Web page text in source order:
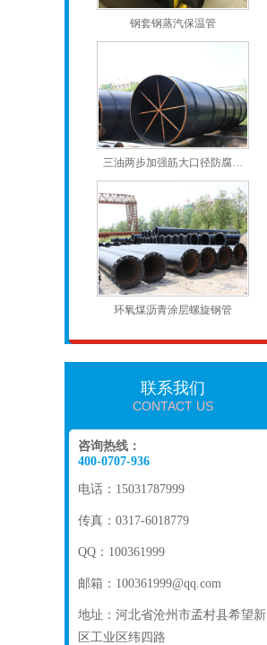
钢套钢蒸汽保温管
三油两步加强筋大口径防腐…
环氧煤沥青涂层螺旋钢管
联系我们
CONTACT US
咨询热线：
400-0707-936
电话：15031787999
传真：0317-6018779
QQ：100361999
邮箱：100361999@qq.com
地址：河北省沧州市孟村县希望新
区工业区纬四路